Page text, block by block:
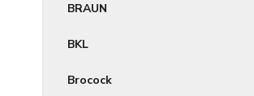
BRAUN
BKL
Brocock